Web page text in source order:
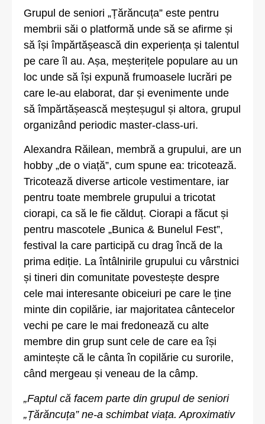
Grupul de seniori „Țărăncuța” este pentru
membrii săi o platformă unde să se afirme și
să își împărtășească din experiența și talentul
pe care îl au. Așa, meșterițele populare au un
loc unde să își expună frumoasele lucrări pe
care le-au elaborat, dar și evenimente unde
să împărtășească meșteșugul și altora, grupul
organizând periodic master-class-uri.
Alexandra Răilean, membră a grupului, are un
hobby „de o viață”, cum spune ea: tricotează.
Tricotează diverse articole vestimentare, iar
pentru toate membrele grupului a tricotat
ciorapi, ca să le fie călduț. Ciorapi a făcut și
pentru mascotele „Bunica & Bunelul Fest”,
festival la care participă cu drag încă de la
prima ediție. La întâlnirile grupului cu vârstnici
și tineri din comunitate povestește despre
cele mai interesante obiceiuri pe care le ține
minte din copilărie, iar majoritatea cântecelor
vechi pe care le mai fredonează cu alte
membre din grup sunt cele de care ea își
amintește că le cânta în copilărie cu surorile,
când mergeau și veneau de la câmp.
„Faptul că facem parte din grupul de seniori
„Țărăncuța” ne-a schimbat viața. Aproximativ